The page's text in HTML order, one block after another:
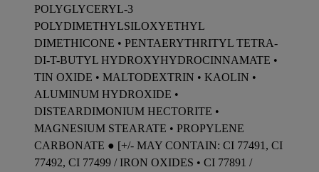
POLYGLYCERYL-3
POLYDIMETHYLSILOXYETHYL
DIMETHICONE • PENTAERYTHRITYL TETRA-
DI-T-BUTYL HYDROXYHYDROCINNAMATE •
TIN OXIDE • MALTODEXTRIN • KAOLIN •
ALUMINUM HYDROXIDE •
DISTEARDIMONIUM HECTORITE •
MAGNESIUM STEARATE • PROPYLENE
CARBONATE ● [+/- MAY CONTAIN: CI 77491, CI
77492, CI 77499 / IRON OXIDES • CI 77891 /